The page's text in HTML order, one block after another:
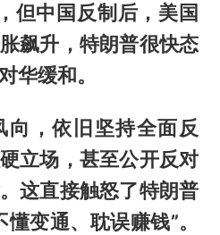
但中国反制后，美国
飙升，特朗普很快态
华缓和。
向，依旧坚持全面反
立场，甚至公开反对
这直接触怒了特朗普
变通、耽误赚钱”。